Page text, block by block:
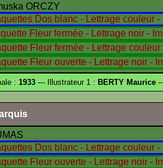
ORCZY
: 1933 --- Illustrateur 1 : BERTY Maurice